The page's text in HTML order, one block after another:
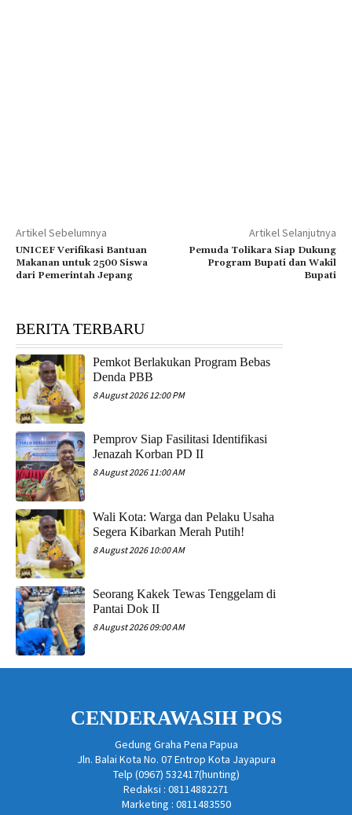
Artikel Sebelumnya
UNICEF Verifikasi Bantuan
Makanan untuk 2500 Siswa
dari Pemerintah Jepang
Artikel Selanjutnya
Pemuda Tolikara Siap Dukung
Program Bupati dan Wakil
Bupati
BERITA TERBARU
Pemkot Berlakukan Program Bebas
Denda PBB
8 August 2026 12:00 PM
Pemprov Siap Fasilitasi Identifikasi
Jenazah Korban PD II
8 August 2026 11:00 AM
Wali Kota: Warga dan Pelaku Usaha
Segera Kibarkan Merah Putih!
8 August 2026 10:00 AM
Seorang Kakek Tewas Tenggelam di
Pantai Dok II
8 August 2026 09:00 AM
CENDERAWASIH POS
Gedung Graha Pena Papua
Jln. Balai Kota No. 07 Entrop Kota Jayapura
Telp (0967) 532417(hunting)
Redaksi : 08114882271
Marketing : 0811483550